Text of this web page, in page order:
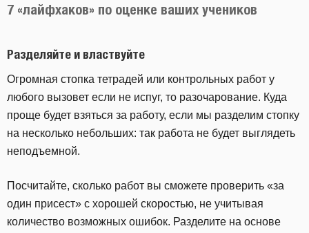
7 «лайфхаков» по оценке ваших учеников
Разделяйте и властвуйте
Огромная стопка тетрадей или контрольных работ у
любого вызовет если не испуг, то разочарование. Куда
проще будет взяться за работу, если мы разделим стопку
на несколько небольших: так работа не будет выглядеть
неподъемной.
Посчитайте, сколько работ вы сможете проверить «за
один присест» с хорошей скоростью, не учитывая
количество возможных ошибок. Разделите на основе